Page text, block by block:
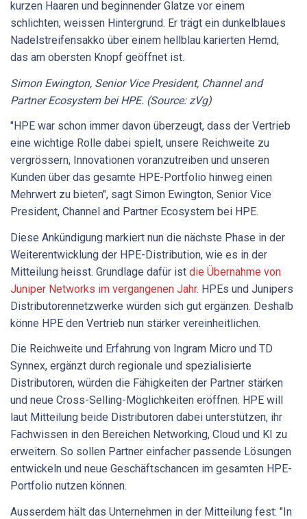
Simon Ewington, Senior Vice President, Channel and
Partner Ecosystem bei HPE. (Source: zVg)
"HPE war schon immer davon überzeugt, dass der Vertrieb
eine wichtige Rolle dabei spielt, unsere Reichweite zu
vergrössern, Innovationen voranzutreiben und unseren
Kunden über das gesamte HPE-Portfolio hinweg einen
Mehrwert zu bieten", sagt Simon Ewington, Senior Vice
President, Channel and Partner Ecosystem bei HPE.
Diese Ankündigung markiert nun die nächste Phase in der
Weiterentwicklung der HPE-Distribution, wie es in der
Mitteilung heisst. Grundlage dafür ist die Übernahme von
Juniper Networks im vergangenen Jahr. HPEs und Junipers
Distributorennetzwerke würden sich gut ergänzen. Deshalb
könne HPE den Vertrieb nun stärker vereinheitlichen.
Die Reichweite und Erfahrung von Ingram Micro und TD
Synnex, ergänzt durch regionale und spezialisierte
Distributoren, würden die Fähigkeiten der Partner stärken
und neue Cross-Selling-Möglichkeiten eröffnen. HPE will
laut Mitteilung beide Distributoren dabei unterstützen, ihr
Fachwissen in den Bereichen Networking, Cloud und KI zu
erweitern. So sollen Partner einfacher passende Lösungen
entwickeln und neue Geschäftschancen im gesamten HPE-
Portfolio nutzen können.
Ausserdem hält das Unternehmen in der Mitteilung fest: "In